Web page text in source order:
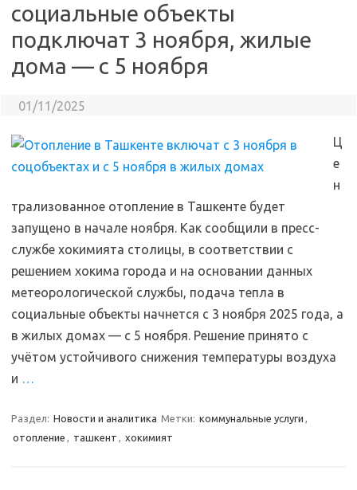
социальные объекты
подключат 3 ноября, жилые
дома — с 5 ноября
01/11/2025
Ц
е
н
трализованное отопление в Ташкенте будет
запущено в начале ноября. Как сообщили в пресс-
службе хокимията столицы, в соответствии с
решением хокима города и на основании данных
метеорологической службы, подача тепла в
социальные объекты начнется с 3 ноября 2025 года, а
в жилых домах — с 5 ноября. Решение принято с
учётом устойчивого снижения температуры воздуха
и …
Раздел: Новости и аналитика Метки: коммунальные услуги ,
отопление , ташкент , хокимият